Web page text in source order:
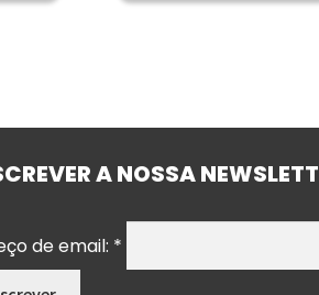
A NOSSA
de email: *